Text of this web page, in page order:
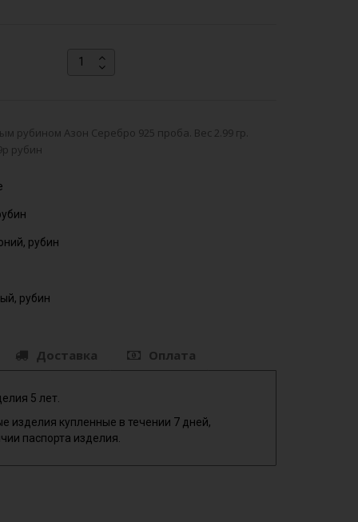
рубином Азон Серебро 925 проба. Вес 2.99 гр.
рубин
рубин
рубин
Доставка Оплата
5 лет.
изделия купленные в течении 7 дней,
паспорта изделия.